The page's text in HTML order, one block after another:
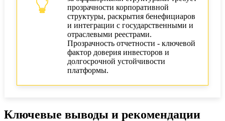
прозрачности корпоративной
структуры, раскрытия бенефициаров
и интеграции с государственными и
отраслевыми реестрами.
Прозрачность отчетности - ключевой
фактор доверия инвесторов и
долгосрочной устойчивости
платформы.
Ключевые выводы и рекомендации